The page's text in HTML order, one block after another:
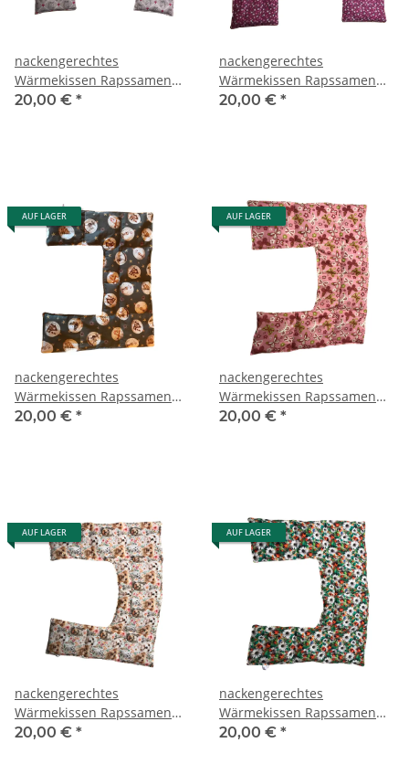
nackengerechtes
Wärmekissen Rapssamen
RNXXL79 "Pferdeliebe"
20,00 € *
nackengerechtes
Wärmekissen Rapssamen
RNXXL80 "rosa Blumen"
20,00 € *
AUF LAGER
nackengerechtes
Wärmekissen Rapssamen
RNXXL84
20,00 € *
AUF LAGER
nackengerechtes
Wärmekissen Rapssamen
RNXXL86 "rosa
20,00 € *
AUF LAGER
nackengerechtes
Wärmekissen Rapssamen
RNXXL94 "Katzen und
20,00 € *
AUF LAGER
nackengerechtes
Wärmekissen Rapssamen
RNXXL95 "Marienkäfer und
20,00 € *